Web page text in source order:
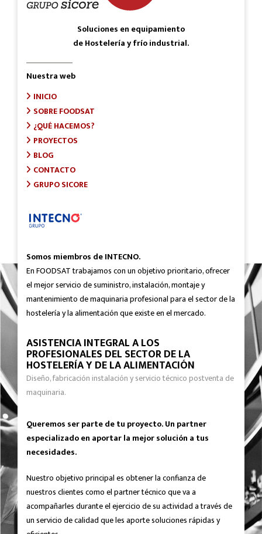
Soluciones en equipamiento
de Hostelería y frío industrial.
Nuestra web
INICIO
SOBRE FOODSAT
¿QUÉ HACEMOS?
PROYECTOS
BLOG
CONTACTO
GRUPO SICORE
Somos miembros de INTECNO.
En FOODSAT trabajamos con un objetivo prioritario, ofrecer
el mejor servicio de suministro, instalación, montaje y
mantenimiento de maquinaria profesional para el sector de la
hostelería y la alimentación que existe en el mercado.
ASISTENCIA INTEGRAL A LOS
PROFESIONALES DEL SECTOR DE LA
HOSTELERÍA Y DE LA ALIMENTACIÓN
Diseño, fabricación instalación y servicio técnico postventa de
maquinaria.
Queremos ser parte de tu proyecto. Un partner
especializado en aportar la mejor solución a tus
necesidades.
Nuestro objetivo principal es obtener la confianza de
nuestros clientes como el partner técnico que va a
acompañarles durante el ejercicio de su actividad a través de
un servicio de calidad que les aporte soluciones rápidas y